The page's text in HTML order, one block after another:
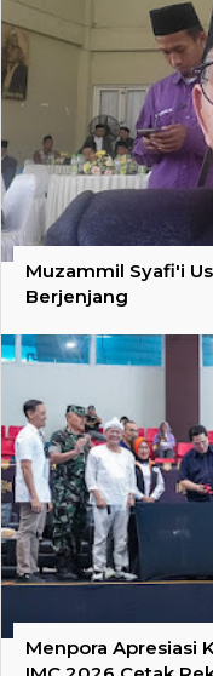
Muzammil Syafi'i
Berjenjang
Menpora Apresiasi